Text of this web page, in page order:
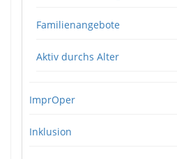
Familienangebote
Aktiv durchs Alter
ImprOper
Inklusion